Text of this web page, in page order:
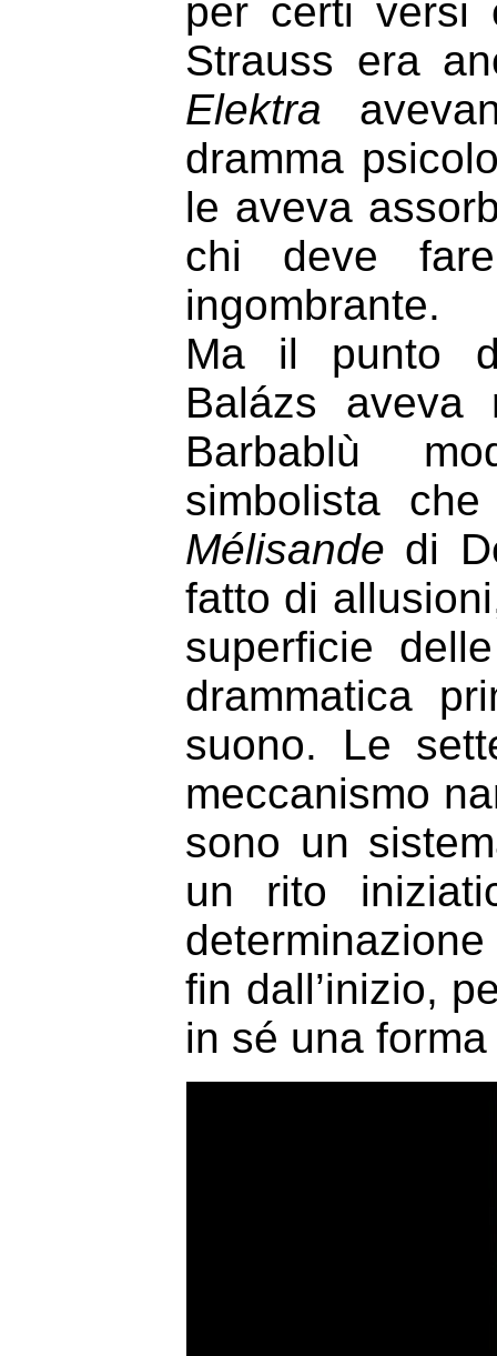
per certi versi
Strauss era
Elektra
dramma
le aveva
chi deve
ingombrante.
Ma il punto
Balázs aveva
Barbablù
simbolista
Mélisande di
fatto di
superficie
drammatica
suono. Le
meccanismo
sono un
un rito
fin dall’inizio,
in sé una